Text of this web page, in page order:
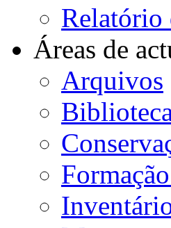
Relatório
Áreas de
Arquivos